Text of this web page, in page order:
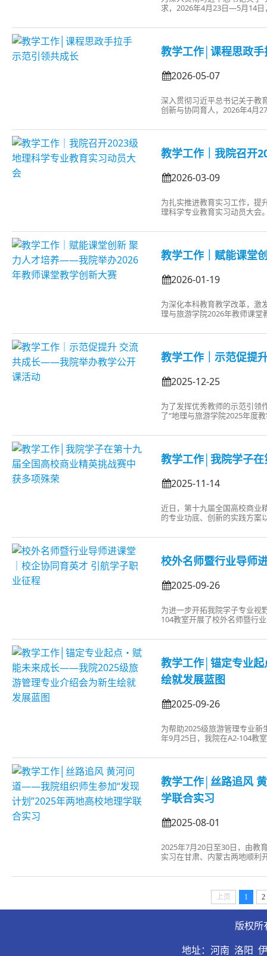
求，2026年4月23日—5月14日
行业热点与思政教育、专业教
教学工作│课程思政
2026-05-07
深入贯彻习近平总书记关于教
创新与协同育人，2026年4月
任教师参
教学工作｜我院召开
2026-03-09
为扎实推进教育实习工作，提
理科学专业教育实习动员大会
校园理论学习与中学教育实践
教学工作｜赋能课堂
2026-01-19
为深化本科教育教学改革，激
理与旅游学院2026年教师课
大赛既是检验教学成果的重要
教学工作｜示范促提
2025-12-25
为了发挥优秀教师的示范引领
了“地理与旅游学院2025年度
重要抓手。希望各位教师以此
教学工作│我院学子
2025-11-14
近日，第十九届全国高校商业
的专业功底、创新的实践方案
旅行数智化运营模拟一等奖
校外名师暨行业导师
2025-09-26
为进一步开拓我院学子专业视
104教室开展了校外名师暨行
店管理专业学生以及教师代表
教学工作│锚定专业
绘就发展蓝图
2025-09-26
为帮助2025级旅游管理专业新
年9月25日，我院在A2-104教
融合时代的专业成长与价值实
教学工作│丝路追风
学联合实习
2025-08-01
2025年7月20日至30日，由教
实习在甘肃、内蒙古两地顺利
高校共计139位师生参加了此
上页 1 2
版权所
地址：河南 洛阳